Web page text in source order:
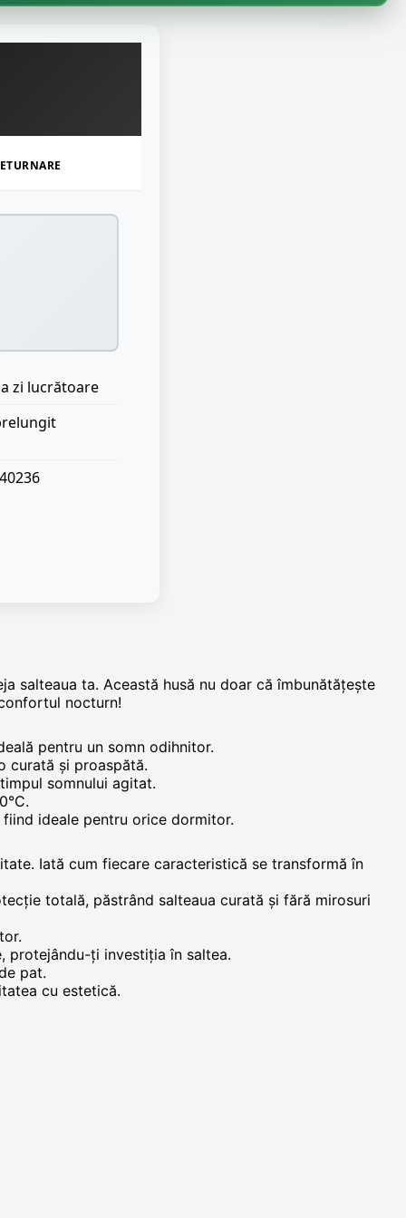
zi lucrătoare
salteaua ta. Această husă nu doar că îmbunătățește
nocturn!
pentru un somn odihnitor.
curată și proaspătă.
somnului agitat.
ideale pentru orice dormitor.
Iată cum fiecare caracteristică se transformă în
totală, păstrând salteaua curată și fără mirosuri
protejându-ți investiția în saltea.
pat.
cu estetică.